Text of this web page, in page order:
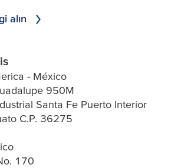
alın
- México
950M
Santa Fe Puerto Interior
C.P. 36275
170